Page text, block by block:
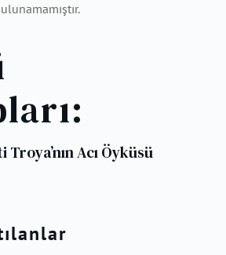
Acı Öyküsü